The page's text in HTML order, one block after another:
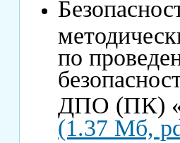
по
ДПО (ПК)
(1.37 Мб,